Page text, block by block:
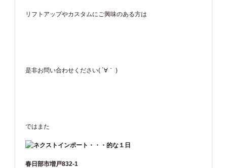
リフトアップやカスタムにご興味のある方は
是非お問い合わせください( ´∀｀ )
ではまた
春日部市増戸832-1